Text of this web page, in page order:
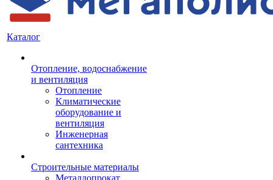
Каталог
Отопление, водоснабжение
и вентиляция
Отопление
Климатические
оборудование и
вентиляция
Инженерная
сантехника
Строительные материалы
Металлопрокат